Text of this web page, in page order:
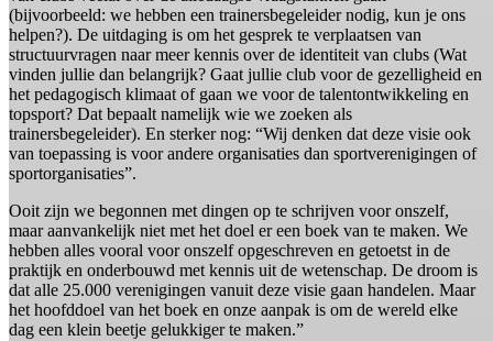
(bijvoorbeeld: we hebben een trainersbegeleider nodig, kun je ons
helpen?). De uitdaging is om het gesprek te verplaatsen van
structuurvragen naar meer kennis over de identiteit van clubs (Wat
vinden jullie dan belangrijk? Gaat jullie club voor de gezelligheid en
het pedagogisch klimaat of gaan we voor de talentontwikkeling en
topsport? Dat bepaalt namelijk wie we zoeken als
trainersbegeleider). En sterker nog: “Wij denken dat deze visie ook
van toepassing is voor andere organisaties dan sportverenigingen of
sportorganisaties”.
Ooit zijn we begonnen met dingen op te schrijven voor onszelf,
maar aanvankelijk niet met het doel er een boek van te maken. We
hebben alles vooral voor onszelf opgeschreven en getoetst in de
praktijk en onderbouwd met kennis uit de wetenschap. De droom is
dat alle 25.000 verenigingen vanuit deze visie gaan handelen. Maar
het hoofddoel van het boek en onze aanpak is om de wereld elke
dag een klein beetje gelukkiger te maken.”